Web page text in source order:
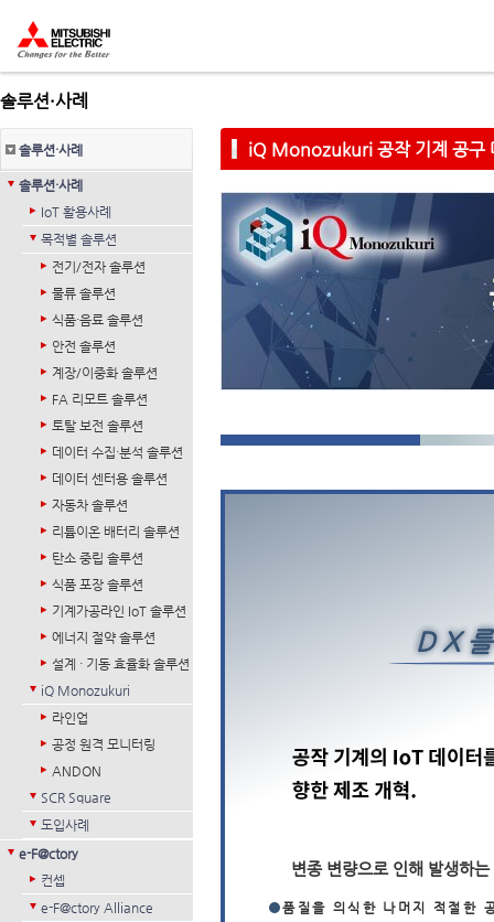
솔루션·사례
솔루션·사례
솔루션·사례
IoT 활용사례
목적별 솔루션
전기/전자 솔루션
물류 솔루션
식품·음료 솔루션
안전 솔루션
계장/이중화 솔루션
FA 리모트 솔루션
토탈 보전 솔루션
데이터 수집·분석 솔루션
데이터 센터용 솔루션
자동차 솔루션
리튬이온 배터리 솔루션
탄소 중립 솔루션
식품 포장 솔루션
기계가공라인 IoT 솔루션
에너지 절약 솔루션
설계 · 기동 효율화 솔루션
iQ Monozukuri
라인업
공정 원격 모니터링
ANDON
SCR Square
도입사례
e-F@ctory
컨셉
e-F@ctory Alliance
iQ Monozukuri 공작 기계 공구
DX
변종 변량으로 인해 발생하
품질을 의식한 나머지 적절한